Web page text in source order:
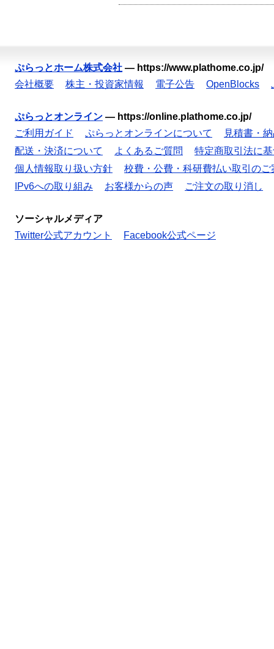
ぷらっとホーム株式会社 — https://www.plathome.co.jp/
会社概要
株主・投資家情報 電子公告 OpenBlocks
ぷらっとオンライン — https://online.plathome.co.jp/
ご利用ガイド
ぷらっとオンラインについて
見積書・
配送・決済について
よくあるご質問
特定商取引法に
個人情報取り扱い方針
校費・公費・科研費払い取引のご
IPv6への取り組み
お客様からの声 ご注文の取り消し
ソーシャルメディア
Twitter公式アカウント
Facebook公式ページ